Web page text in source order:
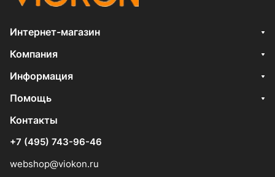
Интернет-магазин
Компания
Информация
Помощь
Контакты
+7 (495) 743-96-46
webshop@viokon.ru